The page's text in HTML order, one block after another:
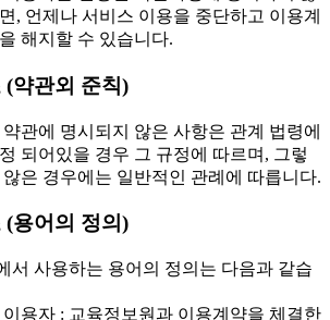
, 언제나 서비스 이용을 중단하고 이용계
해지할 수 있습니다.
(약관외 준칙)
약관에 명시되지 않은 사항은 관계 법령에
되어있을 경우 그 규정에 따르며, 그렇
않은 경우에는 일반적인 관례에 따릅니다.
(용어의 정의)
서 사용하는 용어의 정의는 다음과 같습
용자 : 교육정보원과 이용계약을 체결한